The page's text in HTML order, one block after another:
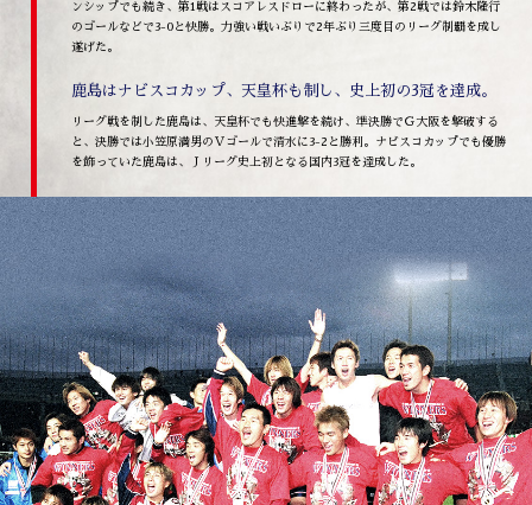
ンシップでも続き、第1戦はスコアレスドローに終わったが、第2戦では鈴木隆行
のゴールなどで3-0と快勝。力強い戦いぶりで2年ぶり三度目のリーグ制覇を成し
遂げた。
鹿島はナビスコカップ、天皇杯も制し、史上初の3冠を達成。
リーグ戦を制した鹿島は、天皇杯でも快進撃を続け、準決勝でＧ大阪を撃破する
と、決勝では小笠原満男のＶゴールで清水に3-2と勝利。ナビスコカップでも優勝
を飾っていた鹿島は、Ｊリーグ史上初となる国内3冠を達成した。